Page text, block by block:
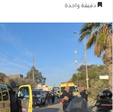
دقيقة واحدة